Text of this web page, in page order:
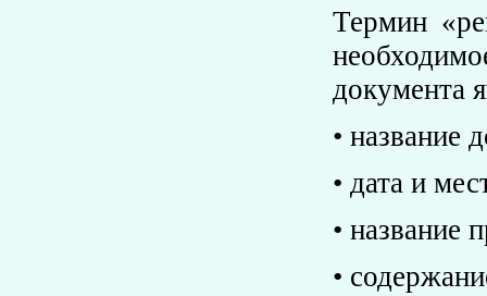
Термин
документа
• название
• дата и
• название
•